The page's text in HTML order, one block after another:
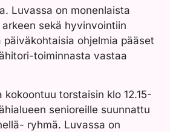
Luvassa on monenlaista
sekä hyvinvointiin
päiväkohtaisia ohjelmia pääset
toiminnasta vastaa
kokoontuu torstaisin klo 12.15-
senioreille suunnattu
ryhmä. Luvassa on